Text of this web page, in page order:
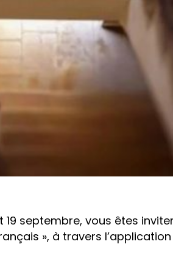
19 septembre, vous êtes inviter
», à travers l’application